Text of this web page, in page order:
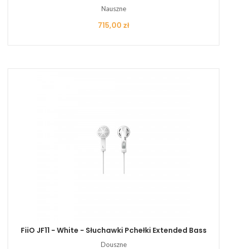
Nauszne
Cena
715,00 zł
FiiO JF11 - White - Słuchawki Pchełki Extended Bass
Douszne